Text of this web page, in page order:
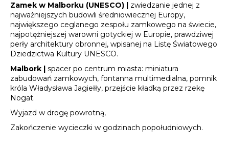
Zamek w Malborku (UNESCO) |
zwiedzanie jednej z
najważniejszych budowli średniowiecznej Europy,
największego ceglanego zespołu zamkowego na świecie,
najpotężniejszej warowni gotyckiej w Europie, prawdziwej
perły architektury obronnej, wpisanej na Listę Światowego
Dziedzictwa Kultury UNESCO.
Malbork |
spacer po centrum miasta: miniatura
zabudowań zamkowych, fontanna multimedialna, pomnik
króla Władysława Jagiełły, przejście kładką przez rzekę
Nogat.
Wyjazd w drogę powrotną,
Zakończenie wycieczki w godzinach popołudniowych.